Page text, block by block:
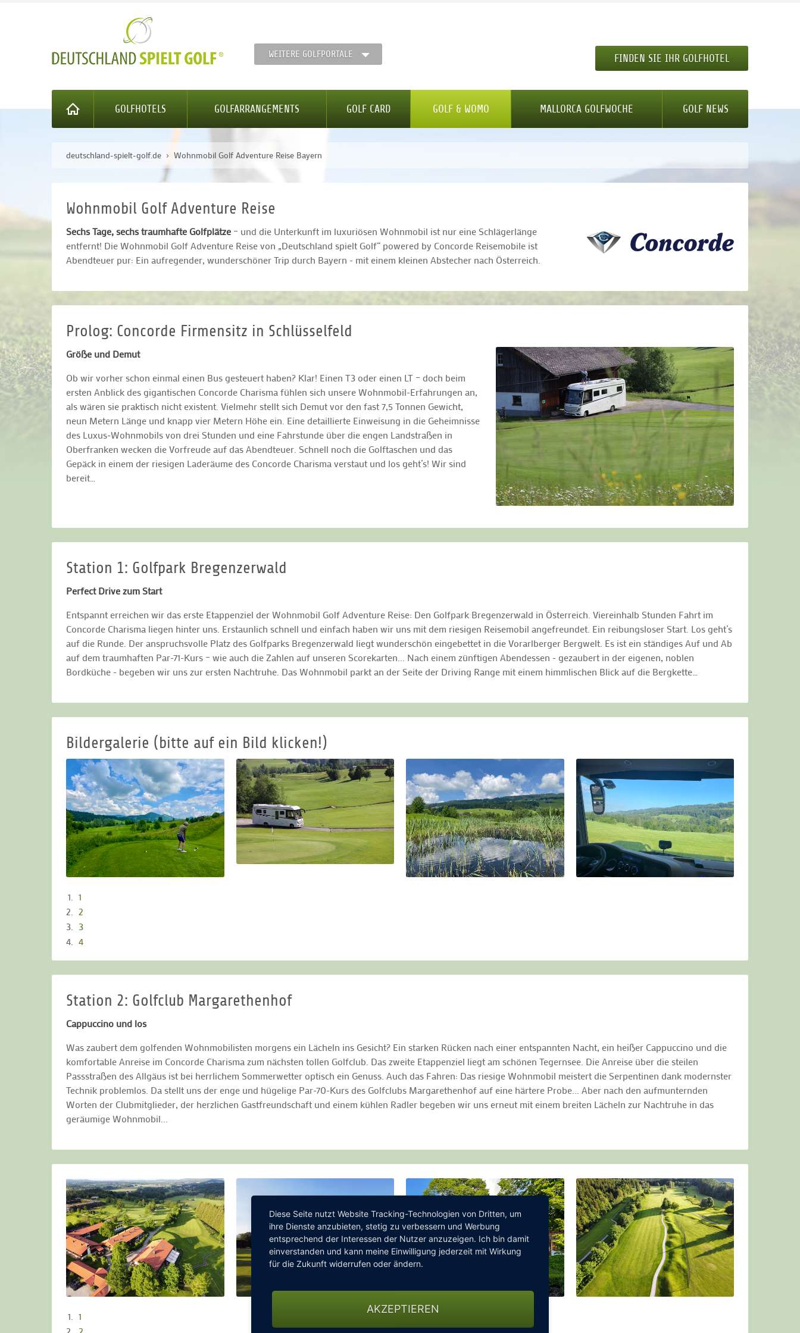
WEITERE GOLFPORTALE FINDEN SIE IHR GOLFHOTEL
GOLFHOTELS GOLFARRANGEMENTS GOLF CARD GOLF & WOMO MALLORCA GOLFWOCHE GOLF NEWS
deutschland-spielt-golf.de Wohnmobil Golf Adventure Reise Bayern
Wohnmobil Golf Adventure Reise
Sechs Tage, sechs traumhafte Golfplätze – und die Unterkunft im luxuriösen Wohnmobil ist nur eine Schlägerlänge
entfernt! Die Wohnmobil Golf Adventure Reise von „Deutschland spielt Golf“ powered by Concorde Reisemobile ist
Abendteuer pur: Ein aufregender, wunderschöner Trip durch Bayern - mit einem kleinen Abstecher nach Österreich.
Prolog: Concorde Firmensitz in Schlüsselfeld
Größe und Demut
Ob wir vorher schon einmal einen Bus gesteuert haben? Klar! Einen T3 oder einen LT – doch beim
ersten Anblick des gigantischen Concorde Charisma fühlen sich unsere Wohnmobil-Erfahrungen an,
als wären sie praktisch nicht existent. Vielmehr stellt sich Demut vor den fast 7,5 Tonnen Gewicht,
neun Metern Länge und knapp vier Metern Höhe ein. Eine detaillierte Einweisung in die Geheimnisse
des Luxus-Wohnmobils von drei Stunden und eine Fahrstunde über die engen Landstraßen in
Oberfranken wecken die Vorfreude auf das Abendteuer. Schnell noch die Golftaschen und das
Gepäck in einem der riesigen Laderäume des Concorde Charisma verstaut und los geht’s! Wir sind
bereit…
Station 1: Golfpark Bregenzerwald
Perfect Drive zum Start
Entspannt erreichen wir das erste Etappenziel der Wohnmobil Golf Adventure Reise: Den Golfpark Bregenzerwald in Österreich. Viereinhalb Stunden Fahrt im
Concorde Charisma liegen hinter uns. Erstaunlich schnell und einfach haben wir uns mit dem riesigen Reisemobil angefreundet. Ein reibungsloser Start. Los geht’s
auf die Runde. Der anspruchsvolle Platz des Golfparks Bregenzerwald liegt wunderschön eingebettet in die Vorarlberger Bergwelt. Es ist ein ständiges Auf und Ab
auf dem traumhaften Par-71-Kurs – wie auch die Zahlen auf unseren Scorekarten... Nach einem zünftigen Abendessen - gezaubert in der eigenen, noblen
Bordküche - begeben wir uns zur ersten Nachtruhe. Das Wohnmobil parkt an der Seite der Driving Range mit einem himmlischen Blick auf die Bergkette…
Bildergalerie (bitte auf ein Bild klicken!)
1
2
3
4
Station 2: Golfclub Margarethenhof
Cappuccino und los
Was zaubert dem golfenden Wohnmobilisten morgens ein Lächeln ins Gesicht? Ein starken Rücken nach einer entspannten Nacht, ein heißer Cappuccino und die
komfortable Anreise im Concorde Charisma zum nächsten tollen Golfclub. Das zweite Etappenziel liegt am schönen Tegernsee. Die Anreise über die steilen
Passstraßen des Allgäus ist bei herrlichem Sommerwetter optisch ein Genuss. Auch das Fahren: Das riesige Wohnmobil meistert die Serpentinen dank modernster
Technik problemlos. Da stellt uns der enge und hügelige Par-70-Kurs des Golfclubs Margarethenhof auf eine härtere Probe... Aber nach den aufmunternden
Worten der Clubmitglieder, der herzlichen Gastfreundschaft und einem kühlen Radler begeben wir uns erneut mit einem breiten Lächeln zur Nachtruhe in das
geräumige Wohnmobil...
1
Diese Seite nutzt Website Tracking-Technologien von Dritten, um
ihre Dienste anzubieten, stetig zu verbessern und Werbung
entsprechend der Interessen der Nutzer anzuzeigen. Ich bin damit
einverstanden und kann meine Einwilligung jederzeit mit Wirkung
für die Zukunft widerrufen oder ändern.
AKZEPTIEREN